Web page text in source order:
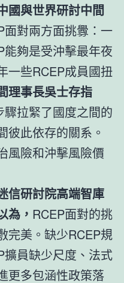
國與世界研討中間
面對兩方面挑釁：一
夠是受沖擊最年夜
一些RCEP成員國扭
理事長吳士存指
拉緊了國度之間的
彼此依存的關系。
風險和沖擊風險價
信研討院高端智庫
為， RCEP面對的挑
完美。缺少RCEP規
員缺少尺度、法式
更多包涵性政策落